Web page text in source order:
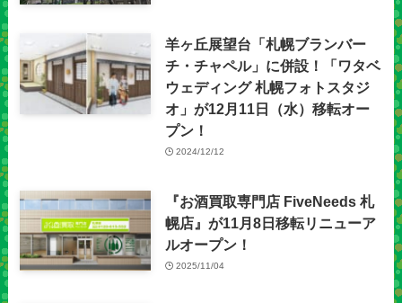
羊ヶ丘展望台「札幌ブランバー
チ・チャペル」に併設！「ワタベ
ウェディング 札幌フォトスタジ
オ」が12月11日（水）移転オー
プン！
2024/12/12
『お酒買取専門店 FiveNeeds 札
幌店』が11月8日移転リニューア
ルオープン！
2025/11/04